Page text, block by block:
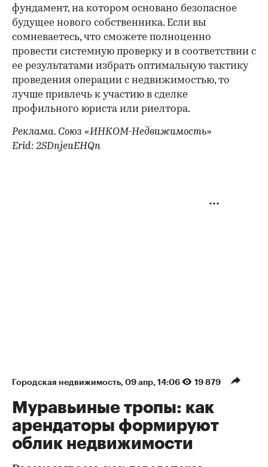
фундамент, на котором основано безопасное
будущее нового собственника. Если вы
сомневаетесь, что сможете полноценно
провести системную проверку и в соответствии с
ее результатами избрать оптимальную тактику
проведения операции с недвижимостью, то
лучше привлечь к участию в сделке
профильного юриста или риелтора.
Реклама. Союз «ИНКОМ-Недвижимость»
Erid: 2SDnjeuEHQn
Городская недвижимость 09 апр, 14:06 19 879
Муравьиные тропы: как
арендаторы формируют
облик недвижимости